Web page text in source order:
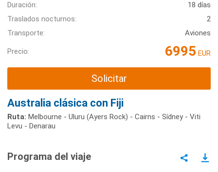
Duración:
18 días
Traslados nocturnos:
2
Transporte:
Aviones
Precio: 6995 EUR
Solicitar
Australia clásica con Fiji
Ruta: Melbourne - Uluru (Ayers Rock) - Cairns - Sídney - Viti
Levu - Denarau
Programa del viaje